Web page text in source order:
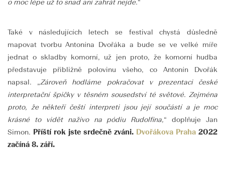
o moc lépe už to snad ani zahrát nejde.“
Také v následujících letech se festival chystá důsledně
mapovat tvorbu Antonína Dvořáka a bude se ve velké míře
jednat o skladby komorní, už jen proto, že komorní hudba
představuje přibližně polovinu všeho, co Antonín Dvořák
napsal. „Zároveň hodláme pokračovat v prezentaci české
interpretační špičky v těsném sousedství té světové. Zejména
proto, že někteří čeští interpreti jsou její součástí a je moc
krásné to vidět naživo na pódiu Rudolfina,“ doplňuje Jan
Simon.
Příští rok jste srdečně zváni. Dvořákova Praha 2022
začíná 8. září.